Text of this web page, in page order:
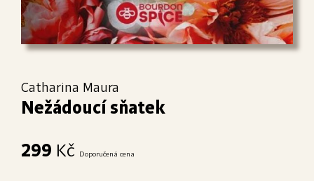
Catharina Maura
Nežádoucí sňatek
299 Kč Doporučená cena